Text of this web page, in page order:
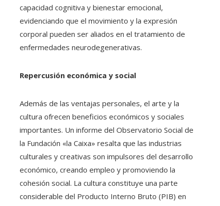
capacidad cognitiva y bienestar emocional,
evidenciando que el movimiento y la expresión
corporal pueden ser aliados en el tratamiento de
enfermedades neurodegenerativas.
Repercusión económica y social
Además de las ventajas personales, el arte y la
cultura ofrecen beneficios económicos y sociales
importantes. Un informe del Observatorio Social de
la Fundación «la Caixa» resalta que las industrias
culturales y creativas son impulsores del desarrollo
económico, creando empleo y promoviendo la
cohesión social. La cultura constituye una parte
considerable del Producto Interno Bruto (PIB) en